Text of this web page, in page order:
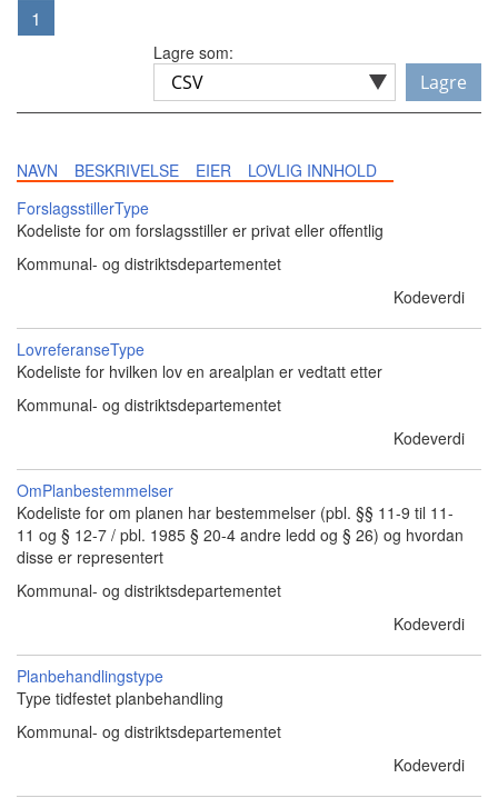
1
Lagre som:
Lagre
NAVN BESKRIVELSE EIER
LOVLIG INNHOLD
ForslagsstillerType
Kodeliste for om forslagsstiller er privat eller offentlig
Kommunal- og distriktsdepartementet
Kodeverdi
LovreferanseType
Kodeliste for hvilken lov en arealplan er vedtatt etter
Kommunal- og distriktsdepartementet
Kodeverdi
OmPlanbestemmelser
Kodeliste for om planen har bestemmelser (pbl. §§ 11-9 til 11-
11 og § 12-7 / pbl. 1985 § 20-4 andre ledd og § 26) og hvordan
disse er representert
Kommunal- og distriktsdepartementet
Kodeverdi
Planbehandlingstype
Type tidfestet planbehandling
Kommunal- og distriktsdepartementet
Kodeverdi